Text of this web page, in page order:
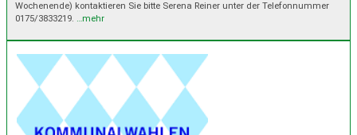
Wochenende) kontaktieren Sie bitte Serena Reiner unter der Telefonnummer
0175/3833219. …mehr